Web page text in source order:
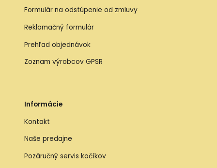
Formulár na odstúpenie od zmluvy
Reklamačný formulár
Prehľad objednávok
Zoznam výrobcov GPSR
Informácie
Kontakt
Naše predajne
Pozáručný servis kočíkov